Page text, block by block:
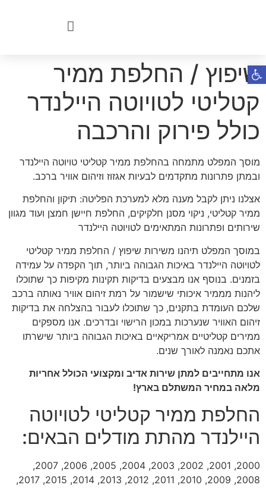
שיפוץ / החלפת ממיר
קטליטי לטויוטה היילנדר
כולל פירוק והרכבה
מוסך המפלט מתמחה בהחלפת ממיר קטליטי טויוטה היילנדר
ובמתן פתרונות מתקדמים לבעיות אגזוז וזיהום אוויר ברכב.
אצלנו ניתן לקבל מענה מלא למערכת הפליטה: תיקון והחלפת
ממיר קטליטי, ניקוי מסנן חלקיקים, החלפת חיישן חמצן ועוד מגוון
שירותים ופתרונות המתאימים לטויוטה היילנדר
במוסך המפלט תיהנו משירות שיפוץ / החלפת ממיר קטליטי
לטויוטה היילנדר באיכות הגבוהה ביותר, תוך הקפדה על עמידה
בזמנים. בנוסף אנו מבצעים בדיקות תקינות מקיפות כך שתוכלו
ליהנות מממיר איכותי שישמור על רמת זיהום אוויר נאותה ברכב
שלכם העומדת בתקנים, כך שתוכלו לעבור בהצלחה את בדיקות
זיהום האוויר שנערכות במכון הרישוי ובדרכים. אנו מספקים
ממירים קטליטיים אמריקאיים באיכות הגבוהה ביותר שישרתו
אתכם נאמנה לאורך שנים.
אנו מתחייבים למתן שירות אדיב ומקצועי הכולל אחריות
מלאה במחיר המשתלם בארץ!
החלפת ממיר קטליטי לטויוטה
היילנדר מהתת מודלים הבאים:
2000, 2001, 2002, 2003, 2004, 2005, 2006, 2007,
2008, 2009, 2010, 2011, 2012, 2013, 2014, 2015, 2017,
פתח סרגל נגישות